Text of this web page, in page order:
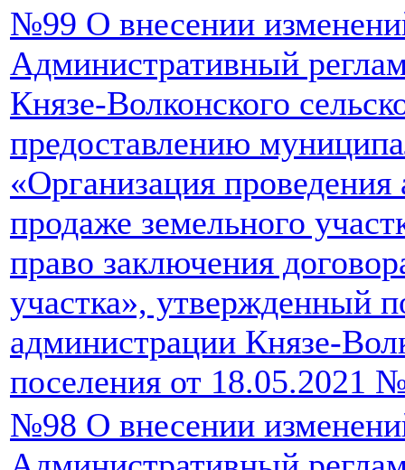
№99 О внесении
Административный
Князе-Волконского
предоставлению
«Организация проведения
продаже земельного
право заключения
участка», утвержденный
администрации Князе-
поселения от 18.05.2021
№98 О внесении